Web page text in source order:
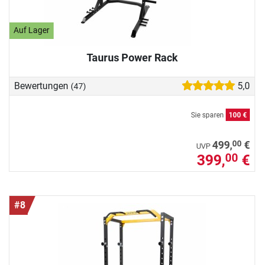
Auf Lager
Taurus Power Rack
Bewertungen (47) 5,0
Sie sparen 100 €
UVP 499,00 €
399,00 €
#8